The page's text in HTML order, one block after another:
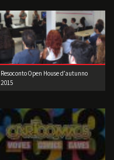
Resoconto Open House d’autunno
2015